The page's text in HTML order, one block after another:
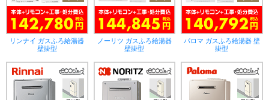
リンナイ ガスふろ給湯器
壁掛型
ノーリツ ガスふろ給湯器
壁掛型
パロマ ガスふろ給湯器 壁
掛型